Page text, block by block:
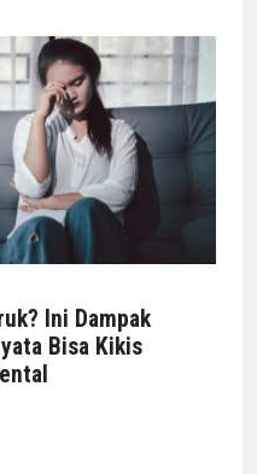
Ini Dampak
Bisa Kikis